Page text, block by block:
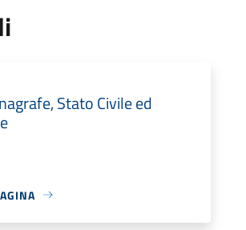
Stato Civile ed